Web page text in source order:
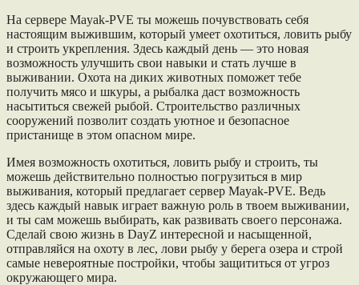
На сервере Mayak-PVE ты можешь почувствовать себя
настоящим выжившим, который умеет охотиться, ловить рыбу
и строить укрепления. Здесь каждый день — это новая
возможность улучшить свои навыки и стать лучше в
выживании. Охота на диких животных поможет тебе
получить мясо и шкуры, а рыбалка даст возможность
насытиться свежей рыбой. Строительство различных
сооружений позволит создать уютное и безопасное
пристанище в этом опасном мире.
Имея возможность охотиться, ловить рыбу и строить, ты
можешь действительно полностью погрузиться в мир
выживания, который предлагает сервер Mayak-PVE. Ведь
здесь каждый навык играет важную роль в твоем выживании,
и ты сам можешь выбирать, как развивать своего персонажа.
Сделай свою жизнь в DayZ интересной и насыщенной,
отправляйся на охоту в лес, лови рыбу у берега озера и строй
самые невероятные постройки, чтобы защититься от угроз
окружающего мира.